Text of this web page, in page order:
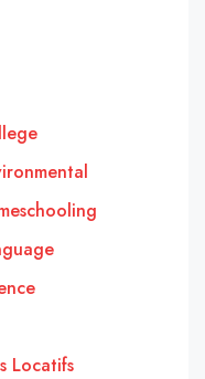
Locatifs